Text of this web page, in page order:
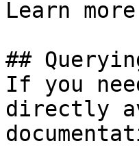
Learn
##
If you
directly